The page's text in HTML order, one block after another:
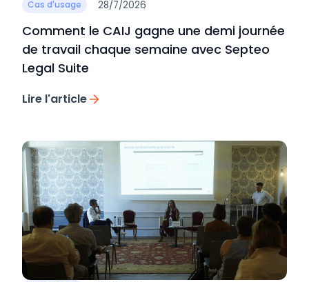
Cas d'usage 28/7/2026
Comment le CAIJ gagne une demi journée
de travail chaque semaine avec Septeo
Legal Suite
Lire l'article